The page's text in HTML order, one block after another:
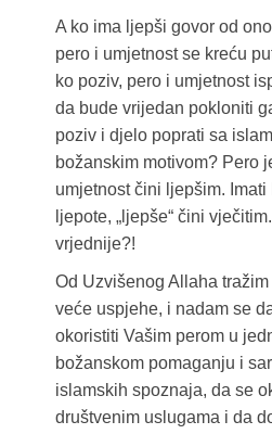
A ko ima ljepši govor od
pero i umjetnost se kreću
ko poziv, pero i umjetnost
da bude vrijedan pokloniti
poziv i djelo poprati sa
božanskim motivom? Pero
umjetnost čini ljepšim.
ljepote, „ljepše“ čini
vrjednije?!
Od Uzvišenog Allaha
veće uspjehe, i nadam se
okoristiti Vašim perom u
božanskom pomaganju i
islamskih spoznaja, da se
društvenim uslugama i da